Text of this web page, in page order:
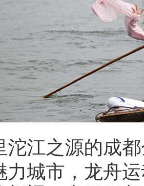
沱江之源的成
力城市，龙舟